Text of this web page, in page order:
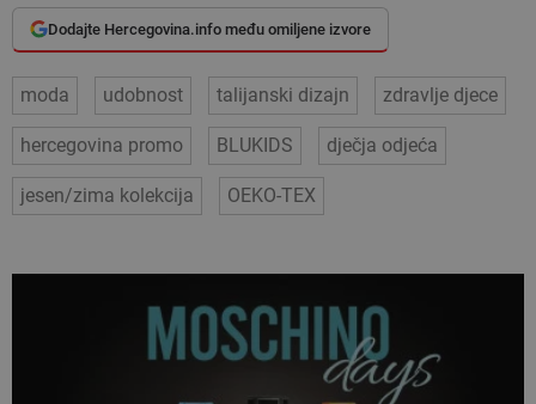
Dodajte Hercegovina.info među omiljene izvore
moda udobnost talijanski dizajn zdravlje djece
hercegovina promo BLUKIDS dječja odjeća
jesen/zima kolekcija OEKO-TEX